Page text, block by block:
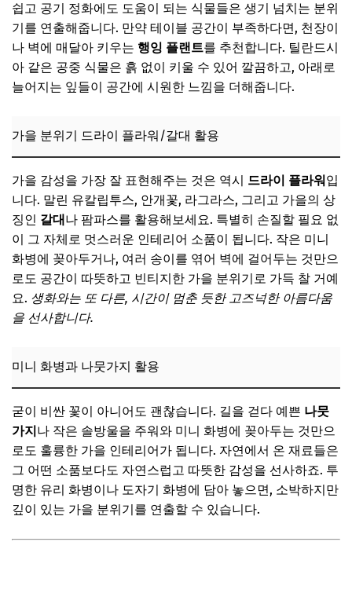
쉽고 공기 정화에도 도움이 되는 식물들은 생기 넘치는 분위
기를 연출해줍니다. 만약 테이블 공간이 부족하다면, 천장이
나 벽에 매달아 키우는 행잉 플랜트를 추천합니다. 틸란드시
아 같은 공중 식물은 흙 없이 키울 수 있어 깔끔하고, 아래로
늘어지는 잎들이 공간에 시원한 느낌을 더해줍니다.
가을 분위기 드라이 플라워/갈대 활용
가을 감성을 가장 잘 표현해주는 것은 역시 드라이 플라워 입
니다. 말린 유칼립투스, 안개꽃, 라그라스, 그리고 가을의 상
징인 갈대 나 팜파스를 활용해보세요. 특별히 손질할 필요 없
이 그 자체로 멋스러운 인테리어 소품이 됩니다. 작은 미니
화병에 꽂아두거나, 여러 송이를 엮어 벽에 걸어두는 것만으
로도 공간이 따뜻하고 빈티지한 가을 분위기로 가득 찰 거예
요. 생화와는 또 다른, 시간이 멈춘 듯한 고즈넉한 아름다움
을 선사합니다.
미니 화병과 나뭇가지 활용
굳이 비싼 꽃이 아니어도 괜찮습니다. 길을 걷다 예쁜 나뭇
가지 나 작은 솔방울을 주워와 미니 화병에 꽂아두는 것만으
로도 훌륭한 가을 인테리어가 됩니다. 자연에서 온 재료들은
그 어떤 소품보다도 자연스럽고 따뜻한 감성을 선사하죠. 투
명한 유리 화병이나 도자기 화병에 담아 놓으면, 소박하지만
깊이 있는 가을 분위기를 연출할 수 있습니다.